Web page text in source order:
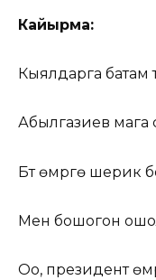
Кайырма:
Кыялдарга батам
Абылгазиев мага
Бүт өмүргө шерик
Мен бошогон
Оо, президент